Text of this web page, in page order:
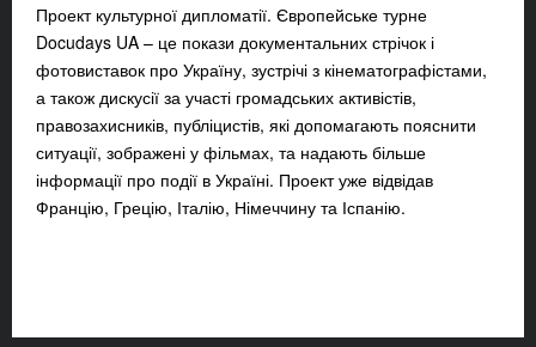
Проект культурної дипломатії. Європейське турне
Docudays UA – це покази документальних стрічок і
фотовиставок про Україну, зустрічі з кінематографістами,
а також дискусії за участі громадських активістів,
правозахисників, публіцистів, які допомагають пояснити
ситуації, зображені у фільмах, та надають більше
інформації про події в Україні. Проект уже відвідав
Францію, Грецію, Італію, Німеччину та Іспанію.